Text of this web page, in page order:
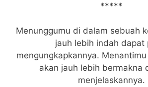
*****
Menunggumu di dalam sebuah
jauh lebih indah dapat
mengungkapkannya.
akan jauh lebih bermakna
menjelaskannya.